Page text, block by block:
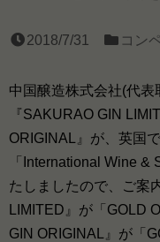
2018/7/31 コン
中国醸造株式会社(代
『SAKURAO GIN
ORIGINAL』が、英国
「International Wine
たしましたので、ご案
LIMITED』が「GOLD
GIN ORIGINAL』が「